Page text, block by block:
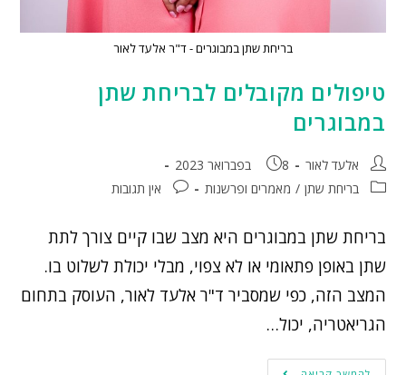
בריחת שתן במבוגרים - ד"ר אלעד לאור
טיפולים מקובלים לבריחת שתן
במבוגרים
אלעד לאור
8 בפברואר 2023
בריחת שתן / מאמרים ופרשנות אין תגובות
בריחת שתן במבוגרים היא מצב שבו קיים צורך לתת
שתן באופן פתאומי או לא צפוי, מבלי יכולת לשלוט בו.
המצב הזה, כפי שמסביר ד"ר אלעד לאור, העוסק בתחום
הגריאטריה, יכול…